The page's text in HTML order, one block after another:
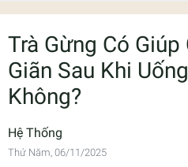
Trà Gừng Có Giúp
Giãn Sau Khi
Không?
Hệ Thống
Thứ Năm, 06/11/2025